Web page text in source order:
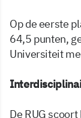
Op de eerste
64,5 punten,
Universiteit
De RUG